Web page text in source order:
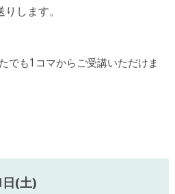
します。
でも1コマからご受講いただけま
(土)